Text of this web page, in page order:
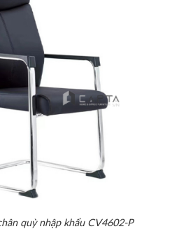
quỳ nhập khẩu CV4602-P